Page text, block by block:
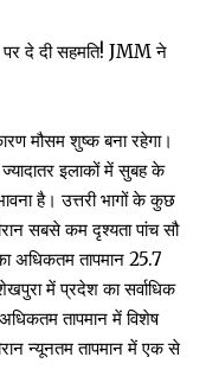
पर दे दी सहमति! JMM ने
मौसम शुष्क बना रहेगा।
इलाकों में सुबह के
है। उत्तरी भागों के कुछ
सबसे कम दृश्यता पांच सौ
अधिकतम तापमान 25.7
में प्रदेश का सर्वाधिक
तापमान में विशेष
न्यूनतम तापमान में एक से